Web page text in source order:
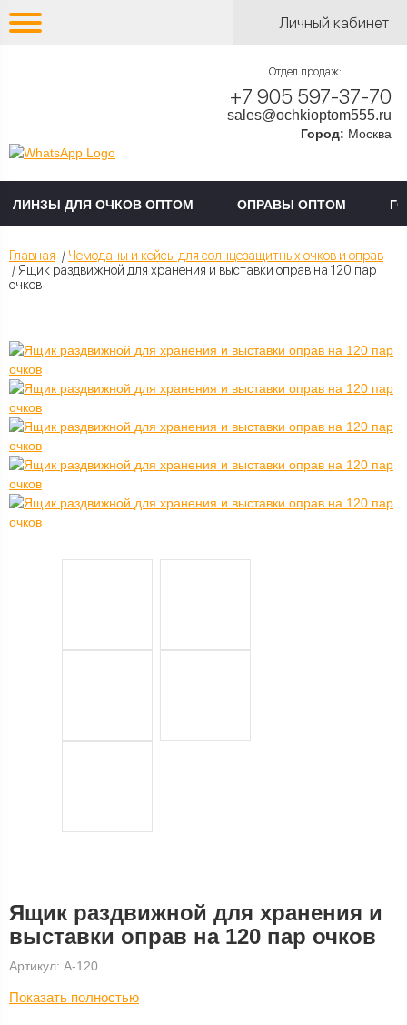
Личный кабинет
Отдел продаж:
+7 905 597-37-70
sales@ochkioptom555.ru
Город: Москва
ЛИНЗЫ ДЛЯ ОЧКОВ ОПТОМ ОПРАВЫ ОПТОМ
Главная / Чемоданы и кейсы для солнцезащитных очков и оправ
/ Ящик раздвижной для хранения и выставки оправ на 120 пар
очков
Ящик раздвижной для хранения и
выставки оправ на 120 пар очков
Артикул: A-120
Показать полностью